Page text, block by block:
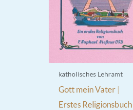
katholisches Lehramt
Gott mein Vater |
Erstes Religionsbuch